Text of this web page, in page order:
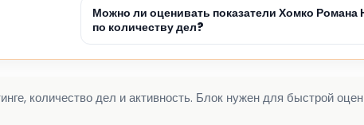
Можно ли оценивать показатели Хомко Романа
по количеству дел?
количество дел и активность. Блок нужен для быстрой